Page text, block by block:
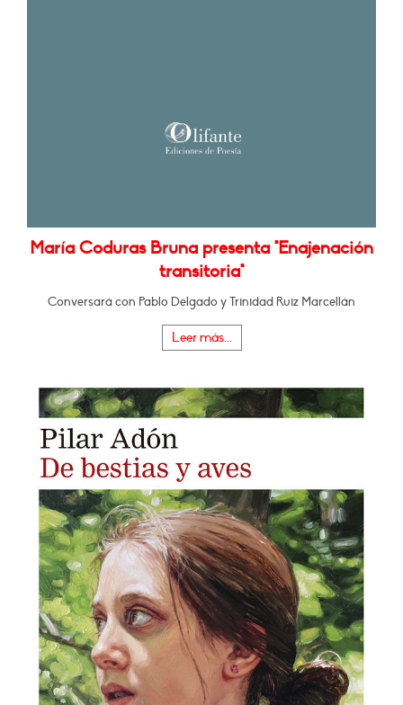
María Coduras Bruna presenta "Enajenación
transitoria"
Conversará con Pablo Delgado y Trinidad Ruiz Marcellán
Leer más...